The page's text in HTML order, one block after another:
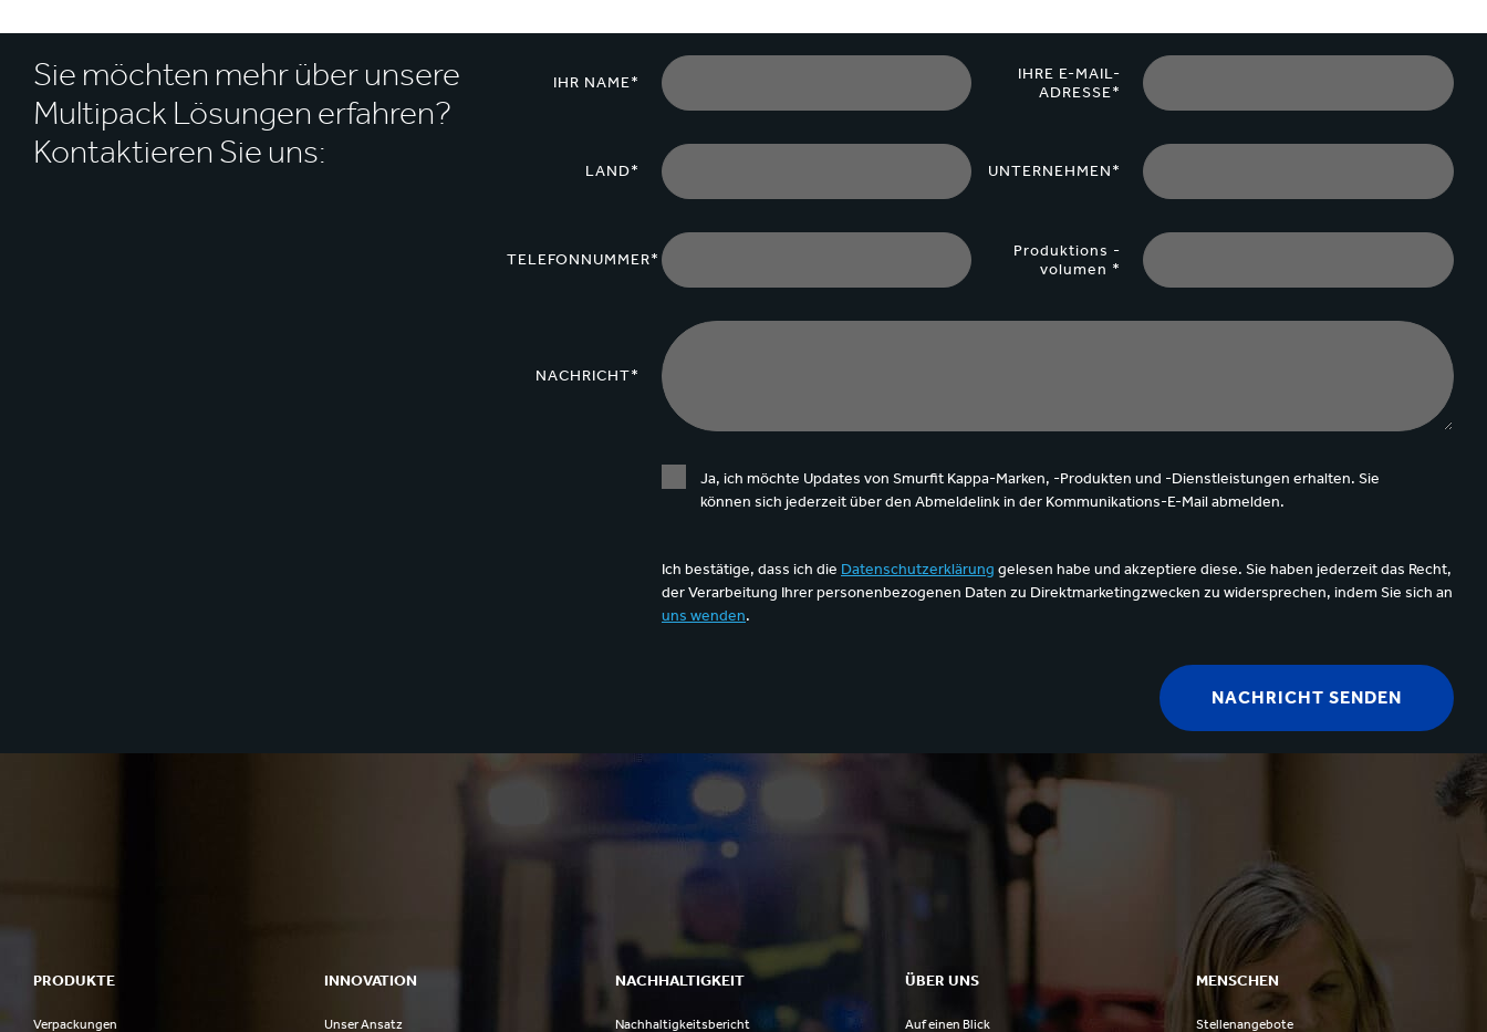
Sie möchten mehr über unsere
Multipack Lösungen erfahren?
Kontaktieren Sie uns:
IHR NAME*
LAND*
TELEFONNUMMER*
IHRE E-MAIL-
ADRESSE*
UNTERNEHMEN*
Produktions -
volumen *
NACHRICHT*
Ja, ich möchte Updates von Smurfit Kappa-Marken, -Produkten und -Dienstleistungen erhalten. Sie
können sich jederzeit über den Abmeldelink in der Kommunikations-E-Mail abmelden.
Ich bestätige, dass ich die Datenschutzerklärung gelesen habe und akzeptiere diese. Sie haben jederzeit das Recht,
der Verarbeitung Ihrer personenbezogenen Daten zu Direktmarketingzwecken zu widersprechen, indem Sie sich an
uns wenden.
PRODUKTE
Verpackungen
INNOVATION
Unser Ansatz
NACHHALTIGKEIT
Nachhaltigkeitsbericht
ÜBER UNS
Auf einen Blick
MENSCHEN
Stellenangebote